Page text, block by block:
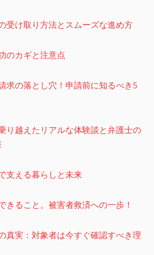
受け取り方法とスムーズな進め方
のカギと注意点
求の落とし穴！申請前に知るべき5
り越えたリアルな体験談と弁護士の
支える暮らしと未来
きること。被害者救済への一歩！
真実：対象者は今すぐ確認すべき理